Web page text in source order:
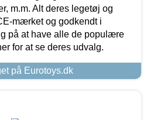
m.m. Alt deres legetøj og
mærket og godkendt i
på at have alle de populære
for at se deres udvalg.
på Eurotoys.dk